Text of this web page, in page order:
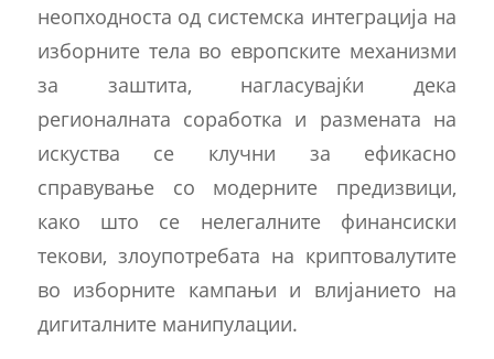
неопходноста од системска интеграција на
изборните тела во европските механизми
за заштита, нагласувајќи дека
регионалната соработка и размената на
искуства се клучни за ефикасно
справување со модерните предизвици,
како што се нелегалните финансиски
текови, злоупотребата на криптовалутите
во изборните кампањи и влијанието на
дигиталните манипулации.